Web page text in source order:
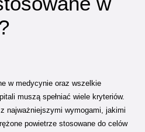
w medycynie oraz wszelkie
muszą spełniać wiele kryteriów.
najważniejszymi wymogami, jakimi
powietrze stosowane do celów